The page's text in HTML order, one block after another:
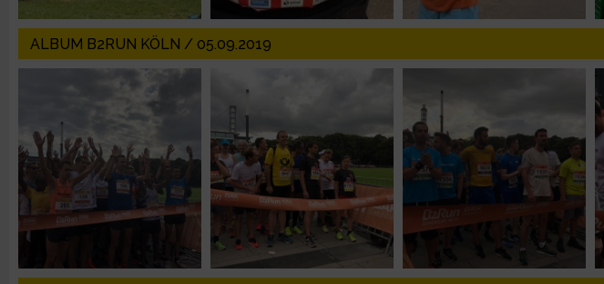
ALBUM B2RUN KÖLN / 05.09.2019
Notwendig
Funktional
Werbung